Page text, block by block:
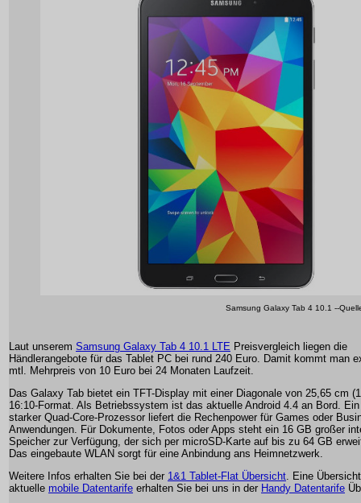
Samsung Galaxy Tab 4 10.1 --
Laut unserem Samsung Galaxy Tab 4 10.1 LTE Preisvergleich liegen die
Händlerangebote für das Tablet PC bei rund 240 Euro. Damit kommt man
mtl. Mehrpreis von 10 Euro bei 24 Monaten Laufzeit.
Das Galaxy Tab bietet ein TFT-Display mit einer Diagonale von 25,65 cm
16:10-Format. Als Betriebssystem ist das aktuelle Android 4.4 an Bord.
starker Quad-Core-Prozessor liefert die Rechenpower für Games oder
Anwendungen. Für Dokumente, Fotos oder Apps steht ein 16 GB großer
Speicher zur Verfügung, der sich per microSD-Karte auf bis zu 64 GB
Das eingebaute WLAN sorgt für eine Anbindung ans Heimnetzwerk.
Weitere Infos erhalten Sie bei der 1&1 Tablet-Flat Übersicht. Eine
aktuelle mobile Datentarife erhalten Sie bei uns in der Handy Datentarife